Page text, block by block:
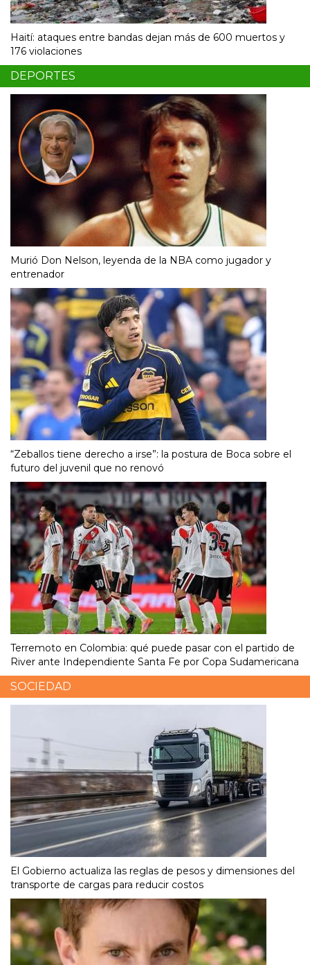
Haití: ataques entre bandas dejan más de 600 muertos y
176 violaciones
DEPORTES
Murió Don Nelson, leyenda de la NBA como jugador y
entrenador
“Zeballos tiene derecho a irse”: la postura de Boca sobre el
futuro del juvenil que no renovó
Terremoto en Colombia: qué puede pasar con el partido de
River ante Independiente Santa Fe por Copa Sudamericana
SOCIEDAD
El Gobierno actualiza las reglas de pesos y dimensiones del
transporte de cargas para reducir costos